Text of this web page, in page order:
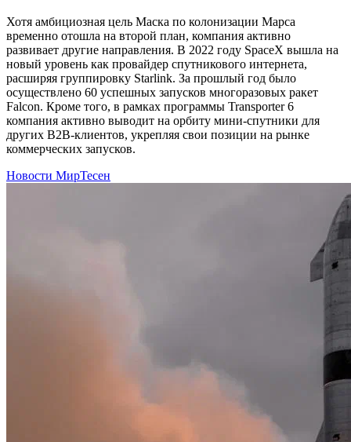
Хотя амбициозная цель Маска по колонизации Марса
временно отошла на второй план, компания активно
развивает другие направления. В 2022 году SpaceX вышла на
новый уровень как провайдер спутникового интернета,
расширяя группировку Starlink. За прошлый год было
осуществлено 60 успешных запусков многоразовых ракет
Falcon. Кроме того, в рамках программы Transporter 6
компания активно выводит на орбиту мини-спутники для
других B2B-клиентов, укрепляя свои позиции на рынке
коммерческих запусков.
Новости МирТесен